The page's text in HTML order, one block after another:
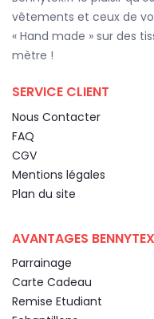
vêtements et ceux de
« Hand made » sur des
mètre !
SERVICE CLIENT
Nous Contacter
FAQ
CGV
Mentions légales
Plan du site
AVANTAGES BENNYTEX
Parrainage
Carte Cadeau
Remise Etudiant